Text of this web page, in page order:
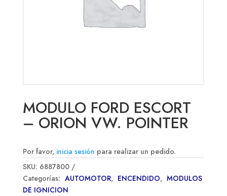
MODULO FORD ESCORT
– ORION VW. POINTER
Por favor, inicia sesión para realizar un pedido.
SKU: 6887800
Categorías: AUTOMOTOR, ENCENDIDO, MODULOS
DE IGNICION